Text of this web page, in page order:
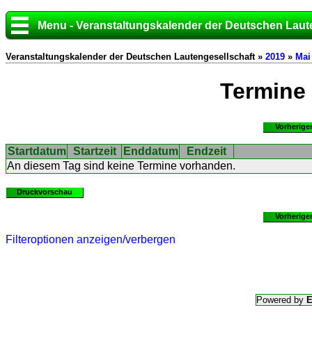
Menu - Veranstaltungskalender der Deutschen
Veranstaltungskalender der Deutschen Lautengesellschaft » 2019 » Mai
Termine
Startdatum Startzeit Enddatum
Endzeit
An diesem Tag sind keine Termine vorhanden.
Druckvorschau
Filteroptionen anzeigen/verbergen
Powered by